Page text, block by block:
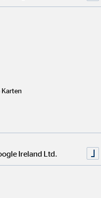
Mit unserem
sich
qualifizierten und
kontinuierlichen Aufstieg
nächsten Karrierestufe ist
sowie
Arbeitsalltag bekommt
seinem Team und seiner
Karten
Ireland Ltd.